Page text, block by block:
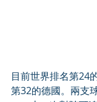
目前世界排名第24
第32的德國。兩支